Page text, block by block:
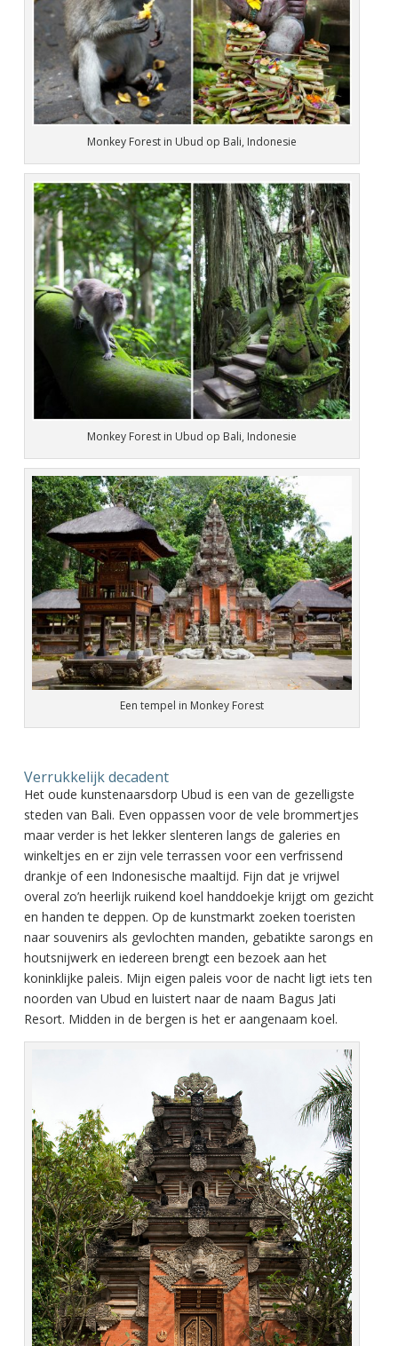
Monkey Forest in Ubud op Bali, Indonesie
Monkey Forest in Ubud op Bali, Indonesie
Een tempel in Monkey Forest
Verrukkelijk decadent
Het oude kunstenaarsdorp Ubud is een van de gezelligste
steden van Bali. Even oppassen voor de vele brommertjes
maar verder is het lekker slenteren langs de galeries en
winkeltjes en er zijn vele terrassen voor een verfrissend
drankje of een Indonesische maaltijd. Fijn dat je vrijwel
overal zo’n heerlijk ruikend koel handdoekje krijgt om gezicht
en handen te deppen. Op de kunstmarkt zoeken toeristen
naar souvenirs als gevlochten manden, gebatikte sarongs en
houtsnijwerk en iedereen brengt een bezoek aan het
koninklijke paleis. Mijn eigen paleis voor de nacht ligt iets ten
noorden van Ubud en luistert naar de naam Bagus Jati
Resort. Midden in de bergen is het er aangenaam koel.